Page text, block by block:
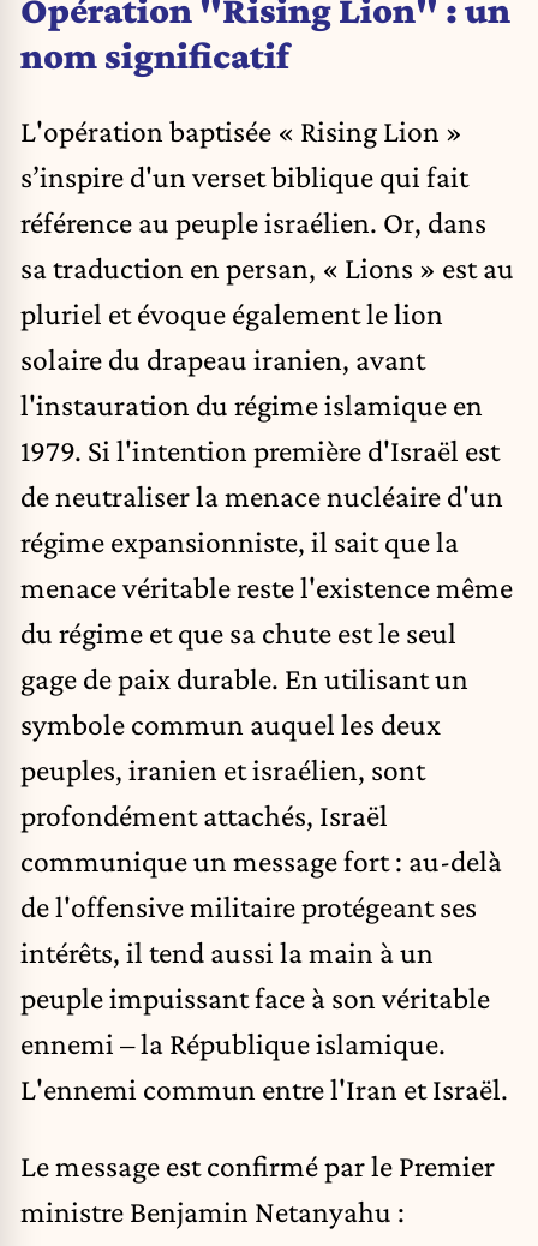
Opération "Rising Lion" : un
nom significatif
L'opération baptisée « Rising Lion »
s’inspire d'un verset biblique qui fait
référence au peuple israélien. Or, dans
sa traduction en persan, « Lions » est au
pluriel et évoque également le lion
solaire du drapeau iranien, avant
l'instauration du régime islamique en
1979. Si l'intention première d'Israël est
de neutraliser la menace nucléaire d'un
régime expansionniste, il sait que la
menace véritable reste l'existence même
du régime et que sa chute est le seul
gage de paix durable. En utilisant un
symbole commun auquel les deux
peuples, iranien et israélien, sont
profondément attachés, Israël
communique un message fort : au-delà
de l'offensive militaire protégeant ses
intérêts, il tend aussi la main à un
peuple impuissant face à son véritable
ennemi – la République islamique.
L'ennemi commun entre l'Iran et Israël.
Le message est confirmé par le Premier
ministre Benjamin Netanyahu :